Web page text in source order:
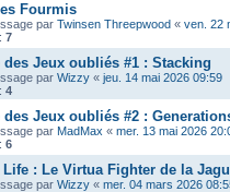
Fourmis
par Twinsen Threepwood « ven. 22
7
des Jeux oubliés #1 : Stacking
par Wizzy « jeu. 14 mai 2026 09:59
4
des Jeux oubliés #2 :
par MadMax « mer. 13 mai 2026
6
: Le Virtua Fighter de la
par Wizzy « mer. 04 mars 2026